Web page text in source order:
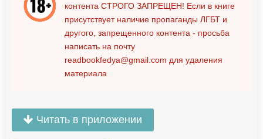
контента СТРОГО ЗАПРЕЩЕН! Если в книге
присутствует наличие пропаганды ЛГБТ и
другого, запрещенного контента - просьба
написать на почту
readbookfedya@gmail.com для удаления
материала
Читать в приложении